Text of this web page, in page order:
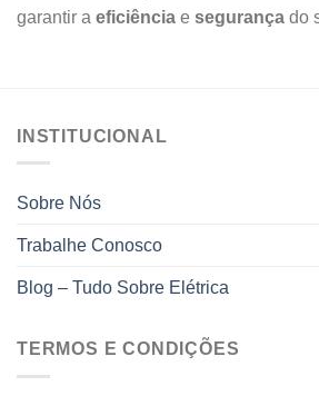
garantir a eficiência e segurança do
INSTITUCIONAL
Sobre Nós
Trabalhe Conosco
Blog – Tudo Sobre Elétrica
TERMOS E CONDIÇÕES